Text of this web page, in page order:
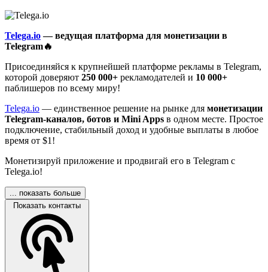
Telega.io— ведущая платформа для монетизации в
Telegram🔥
Присоединяйся к крупнейшей платформе рекламы в Telegram,
которой доверяют 250 000+ рекламодателей и 10 000+
паблишеров по всему миру!
Telega.io — единственное решение на рынке для монетизации
Telegram-каналов, ботов и Mini Apps в одном месте. Простое
подключение, стабильный доход и удобные выплаты в любое
время от $1!
Монетизируй приложение и продвигай его в Telegram с
Telega.io!
... показать больше
Показать контакты